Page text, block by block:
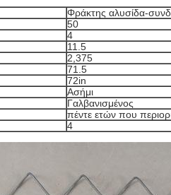
Φράκτης αλυσίδα-
50
4
11.5
2,375
71.5
72in
Ασήμι
Γαλβανισμένος
πέντε ετών που
4